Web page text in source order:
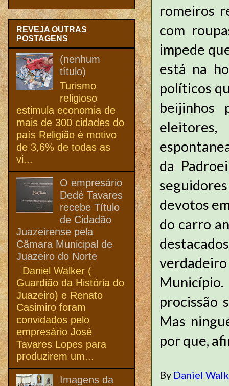
romeiros
com
impede
está na
políticos
beijinhos
eleitores,
da
devotos
do carro
procissão
Mas
por que,
By Daniel
REVEJA OUTRAS
POSTAGENS
(nenhum
título)
Turismo
religioso
estimula economia de
mais de 300 cidades do
país Religião é motivo
de 3,6% de todas as
vi...
O empresário
Dedé Tavares
recebe Título
de Cidadão
Juazeirense pela
Câmara Municipal de
Juazeiro do Norte
Daniel Walker (
Guardião da História do
Juazeiro) e Renato
Casimiro foram
convidados pelo
empresário José
Tavares Lopes para
produzirem um...
Imagens da